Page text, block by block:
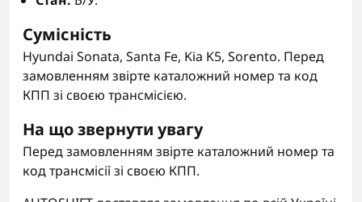
Сумісність
Hyundai Sonata, Santa Fe, Kia K5, Sorento. Перед
замовленням звірте каталожний номер та код
КПП зі своєю трансмісією.
На що звернути увагу
Перед замовленням звірте каталожний номер та
код трансмісії зі своєю КПП.